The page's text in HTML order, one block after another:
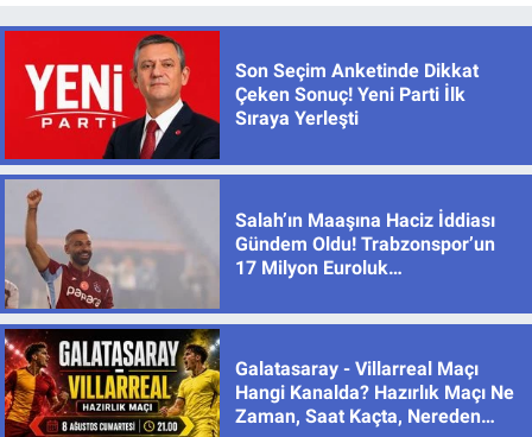
Son Seçim Anketinde Dikkat
Çeken Sonuç! Yeni Parti İlk
Sıraya Yerleşti
Salah’ın Maaşına Haciz İddiası
Gündem Oldu! Trabzonspor’un
17 Milyon Euroluk
Galatasaray - Villarreal Maçı
Hangi Kanalda? Hazırlık Maçı Ne
Zaman, Saat Kaçta, Nereden